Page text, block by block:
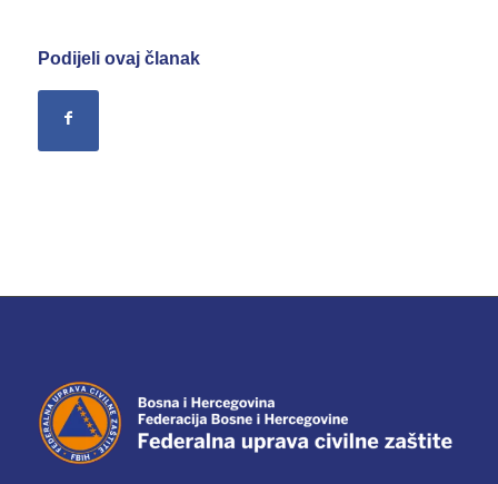
Podijeli ovaj članak